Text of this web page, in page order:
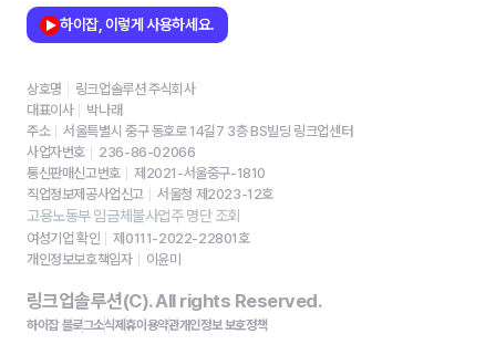
하이잡, 이렇게 사용하세요.
상호명
링크업솔루션 주식회사
대표이사
박나래
주소
서울특별시 중구 동호로 14길7 3층 BS빌딩 링크업센터
사업자번호
236-86-02066
통신판매신고번호
제2021-서울중구-1810
직업정보제공사업신고
서울청 제2023-12호
고용노동부 임금체불사업주 명단 조회
여성기업 확인
제0111-2022-22801호
개인정보보호책임자
이윤미
링크업솔루션(C). All rights Reserved.
하이잡 블로그소식제휴이용약관개인정보 보호정책